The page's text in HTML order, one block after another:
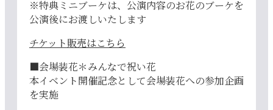
※特典ミニブーケは、公演内容のお花のブーケを
公演後にお渡しいたします
チケット販売はこちら
■会場装花＊みんなで祝い花
本イベント開催記念として会場装花への参加企画
を実施